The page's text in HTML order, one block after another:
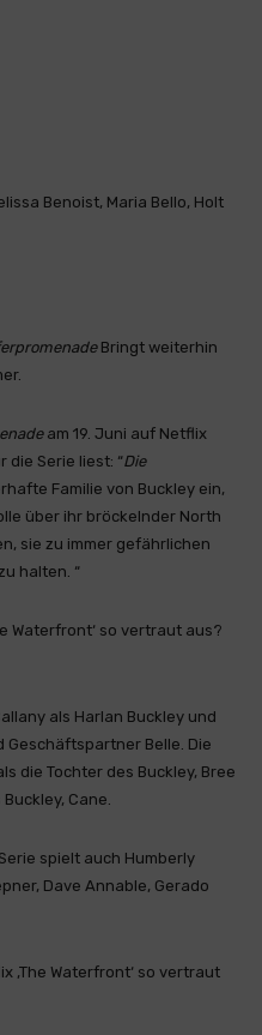
Benoist, Maria Bello, Holt
Bringt weiterhin
am 19. Juni auf Netflix
die Serie liest: “Die
Familie von Buckley ein,
über ihr bröckelnder North
sie zu immer gefährlichen
halten. “
Waterfront‘ so vertraut aus?
als Harlan Buckley und
Geschäftspartner Belle. Die
die Tochter des Buckley, Bree
Cane.
spielt auch Humberly
Dave Annable, Gerado
‚The Waterfront‘ so vertraut